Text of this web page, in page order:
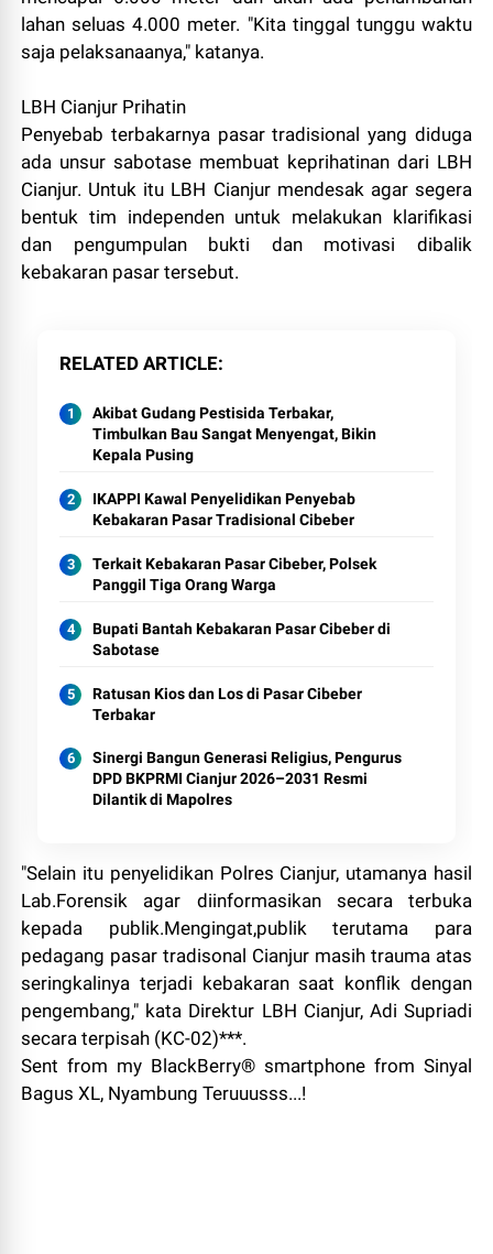
lahan seluas 4.000 meter. "Kita tinggal tunggu waktu
saja pelaksanaanya," katanya.
LBH Cianjur Prihatin
Penyebab terbakarnya pasar tradisional yang diduga
ada unsur sabotase membuat keprihatinan dari LBH
Cianjur. Untuk itu LBH Cianjur mendesak agar segera
bentuk tim independen untuk melakukan klarifikasi
dan pengumpulan bukti dan motivasi dibalik
kebakaran pasar tersebut.
RELATED ARTICLE
Akibat Gudang Pestisida Terbakar,
Timbulkan Bau Sangat Menyengat, Bikin
Kepala Pusing
IKAPPI Kawal Penyelidikan Penyebab
Kebakaran Pasar Tradisional Cibeber
Terkait Kebakaran Pasar Cibeber, Polsek
Panggil Tiga Orang Warga
Bupati Bantah Kebakaran Pasar Cibeber di
Sabotase
Ratusan Kios dan Los di Pasar Cibeber
Terbakar
Sinergi Bangun Generasi Religius, Pengurus
DPD BKPRMI Cianjur 2026–2031 Resmi
Dilantik di Mapolres
"Selain itu penyelidikan Polres Cianjur, utamanya hasil
Lab.Forensik agar diinformasikan secara terbuka
kepada publik.Mengingat,publik terutama para
pedagang pasar tradisonal Cianjur masih trauma atas
seringkalinya terjadi kebakaran saat konflik dengan
pengembang," kata Direktur LBH Cianjur, Adi Supriadi
secara terpisah (KC-02)***.
Sent from my BlackBerry® smartphone from Sinyal
Bagus XL, Nyambung Teruuusss...!